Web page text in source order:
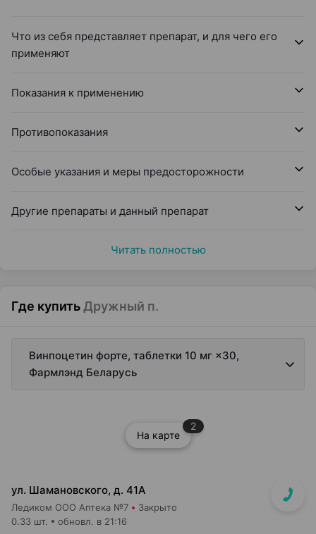
Что из себя представляет препарат, и для чего его
применяют
Показания к применению
Противопоказания
Особые указания и меры предосторожности
Другие препараты и данный препарат
Читать полностью
Где купитьДружный п.
Винпоцетин форте, таблетки 10 мг ×30,
Фармлэнд Беларусь
На карте
2
ул. Шамановского, д. 41А
Ледиком ООО Аптека №7 Закрыто
0.33 шт. обновл. в 21:16